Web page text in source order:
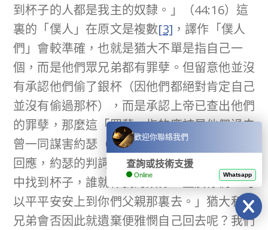
到杯子的人都是我主的奴隸。」（44:16）這
裏的「僕人」在原文是複數[3] ，譯作「僕人
們」會較準確，也就是猶大不單是指自己一
個，而是他們眾兄弟都有罪孽。但留意他並沒
有承認他們偷了銀杯（因他們都絕對肯定自己
並沒有偷過那杯），而是承認上帝已查出他們
的罪孽，那麼這「罪孽」指的應該是他們過去
曾一同謀害約瑟（創37章）。對於猶大這番
回應，約瑟的判詞跟管家一樣，就是「誰的手
中找到杯子，誰就作我的奴隸。至於你們，可
以平平安安上到你們父親那裏去。」猶大和眾
兄弟會否因此就遺棄便雅憫自己回去呢？我們
歡迎你聯絡我們
查詢或技術支援
Online Whatsapp